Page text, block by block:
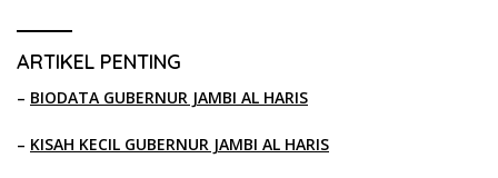
ARTIKEL PENTING
– BIODATA GUBERNUR JAMBI AL HARIS
– KISAH KECIL GUBERNUR JAMBI AL HARIS